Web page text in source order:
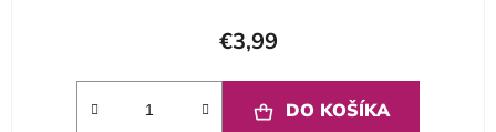
€3,99
DO KOŠÍKA